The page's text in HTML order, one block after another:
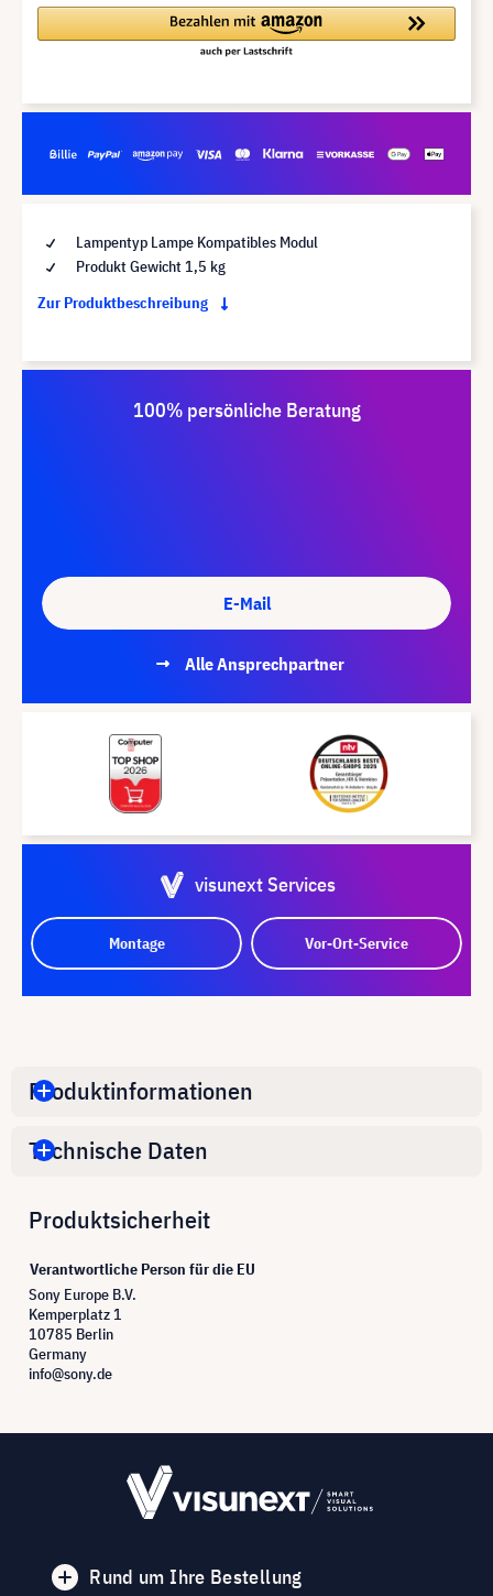
Lampentyp Lampe Kompatibles Modul
Produkt Gewicht 1,5 kg
Zur Produktbeschreibung
100% persönliche Beratung
E-Mail
Alle Ansprechpartner
visunext Services
Montage Vor-Ort-Service
Produktinformationen
Technische Daten
Produktsicherheit
Verantwortliche Person für die EU
Sony Europe B.V.
Kemperplatz 1
10785 Berlin
Germany
info@sony.de
Rund um Ihre Bestellung